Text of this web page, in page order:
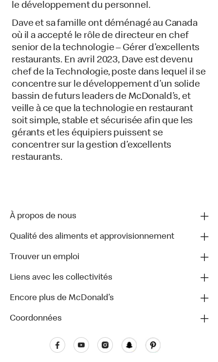
le développement du personnel.
Dave et sa famille ont déménagé au Canada
où il a accepté le rôle de directeur en chef
senior de la technologie – Gérer d’excellents
restaurants. En avril 2023, Dave est devenu
chef de la Technologie, poste dans lequel il se
concentre sur le développement d’un solide
bassin de futurs leaders de McDonald’s, et
veille à ce que la technologie en restaurant
soit simple, stable et sécurisée afin que les
gérants et les équipiers puissent se
concentrer sur la gestion d’excellents
restaurants.
À propos de nous
Qualité des aliments et approvisionnement
Trouver un emploi
Liens avec les collectivités
Encore plus de McDonald’s
Coordonnées